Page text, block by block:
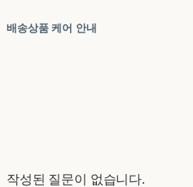
배송상품 케어 안내
작성된 질문이 없습니다.